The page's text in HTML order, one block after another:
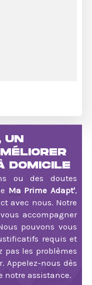
UN
DOMICILE
ou des doutes
Ma Prime Adapt',
avec nous. Notre
accompagner
pouvons vous
requis et
pas les problèmes
Appelez-nous dès
notre assistance.